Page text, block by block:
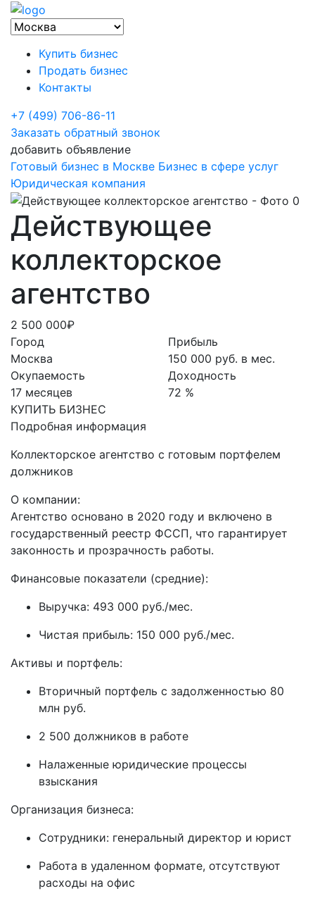
Купить бизнес
Продать бизнес
Контакты
+7 (499) 706-86-11
Заказать обратный звонок
добавить объявление
Готовый бизнес в Москве Бизнес в сфере услуг
Юридическая компания
Действующее
коллекторское
агентство
2 500 000₽
Город
Москва
Окупаемость
17 месяцев
КУПИТЬ БИЗНЕС
Прибыль
150 000 руб. в мес.
Доходность
72 %
Подробная информация
Коллекторское агентство с готовым портфелем
должников
О компании:
Агентство основано в 2020 году и включено в
государственный реестр ФССП, что гарантирует
законность и прозрачность работы.
Финансовые показатели (средние):
Выручка: 493 000 руб./мес.
Чистая прибыль: 150 000 руб./мес.
Активы и портфель:
Вторичный портфель с задолженностью 80
млн руб.
2 500 должников в работе
Налаженные юридические процессы
взыскания
Организация бизнеса:
Сотрудники: генеральный директор и юрист
Работа в удаленном формате, отсутствуют
расходы на офис